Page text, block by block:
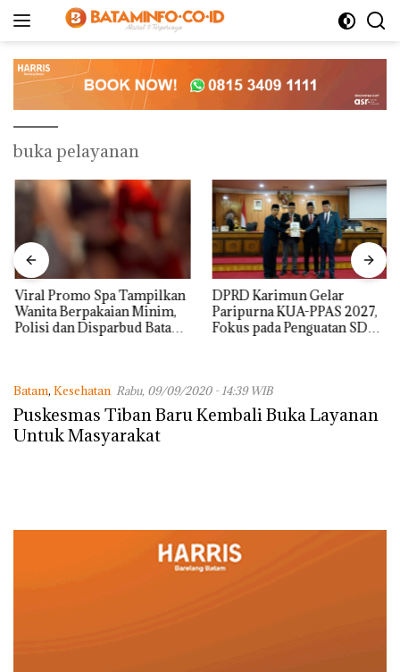
buka pelayanan
Viral Promo Spa Tampilkan
Wanita Berpakaian Minim,
Polisi dan Disparbud Batam
DPRD Karimun Gelar
Paripurna KUA-PPAS 2027,
Fokus pada Penguatan SDM,
Batam, Kesehatan Rabu, 09/09/2020 - 14:39 WIB
Puskesmas Tiban Baru Kembali Buka Layanan
Untuk Masyarakat